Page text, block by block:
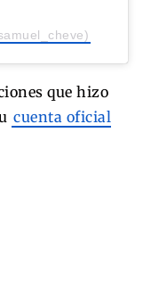
que hizo
cuenta oficial